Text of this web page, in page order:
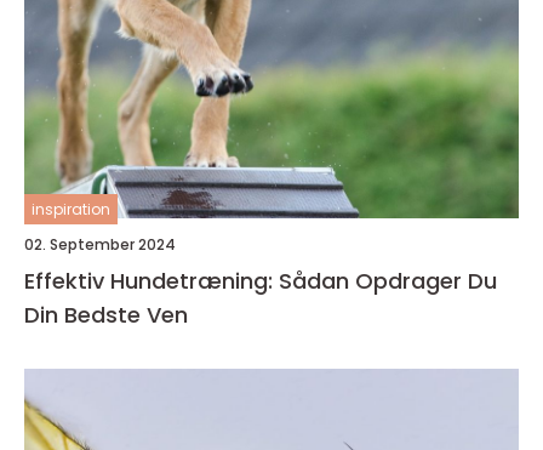
inspiration
02. September 2024
Effektiv Hundetræning: Sådan Opdrager Du
Din Bedste Ven